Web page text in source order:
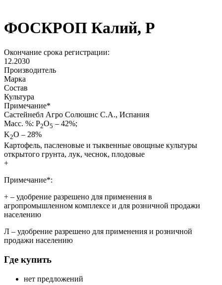
ФОСКРОП Калий, Р
Окончание срока регистрации:
12.2030
Производитель
Марка
Состав
Культура
Примечание*
Састейнебл Агро Солюшнс С.А., Испания
Масс. %: P2O5 – 42%;
K2O – 28%
Картофель, пасленовые и тыквенные овощные культуры
открытого грунта, лук, чеснок, плодовые
+
Примечание*:
+ – удобрение разрешено для применения в
агропромышленном комплексе и для розничной продажи
населению
Л – удобрение разрешено для применения и розничной
продажи населению
Где купить
нет предложений